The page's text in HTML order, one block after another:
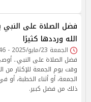
فضل الصلاة على
الله ورددها كثيرًا
الجمعة 23/مايو/2025 - 03:46 م
فضل الصلاة على النبي..
وقت يوم الجمعة للإكثار من
الجمعة، أو أثناء الخطبة،
ذلك من فضل كبير.